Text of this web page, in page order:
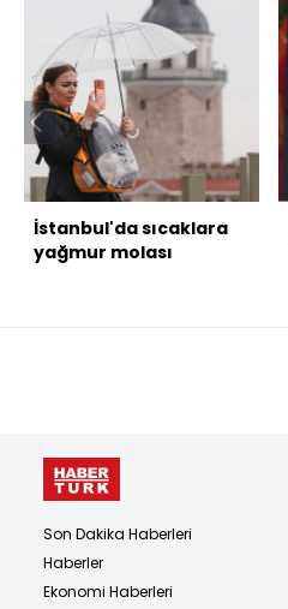
İstanbul'da sıcaklara
yağmur molası
Son Dakika Haberleri
Haberler
Ekonomi Haberleri